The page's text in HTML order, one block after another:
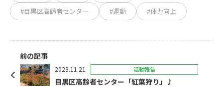
#目黒区高齢者センター
#運動 #体力向上
前の記事
2023.11.21 活動報告
目黒区高齢者センター「紅葉狩り」♪